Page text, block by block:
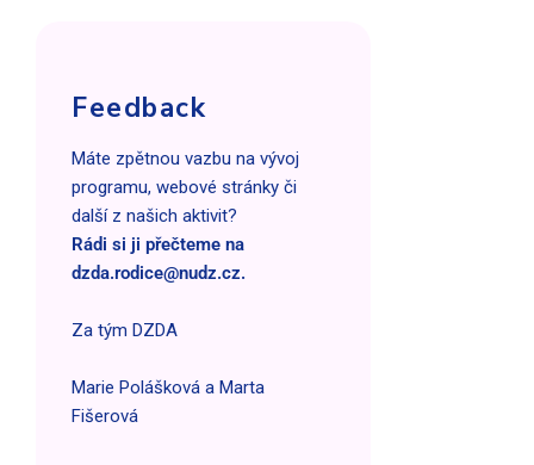
Feedback
Máte zpětnou vazbu na vývoj
programu, webové stránky či
další z našich aktivit?
Rádi si ji přečteme na
dzda.rodice@nudz.cz.
Za tým DZDA
Marie Polášková a Marta
Fišerová